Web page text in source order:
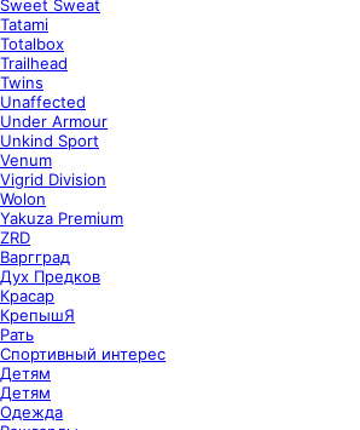
Sweet Sweat
Tatami
Totalbox
Trailhead
Twins
Unaffected
Under Armour
Unkind Sport
Venum
Vigrid Division
Wolon
Yakuza Premium
ZRD
Варгград
Дух Предков
Красар
КрепышЯ
Рать
Спортивный интерес
Детям
Детям
Одежда